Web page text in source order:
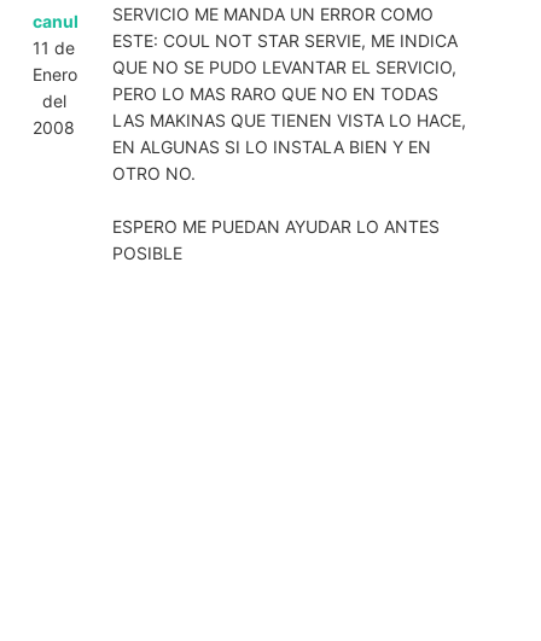
canul
11 de
Enero
del
2008
SERVICIO ME MANDA UN ERROR COMO
ESTE: COUL NOT STAR SERVIE, ME INDICA
QUE NO SE PUDO LEVANTAR EL SERVICIO,
PERO LO MAS RARO QUE NO EN TODAS
LAS MAKINAS QUE TIENEN VISTA LO HACE,
EN ALGUNAS SI LO INSTALA BIEN Y EN
OTRO NO.
ESPERO ME PUEDAN AYUDAR LO ANTES
POSIBLE